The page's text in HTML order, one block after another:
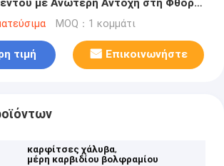
με Ανώτερη Αντοχή στη Φθορά
MOQ：1 κομμάτι
τιμή Επικοινωνήστε
καρφίτσες χάλυβα,
μέρη καρβιδίου βολφραμίου